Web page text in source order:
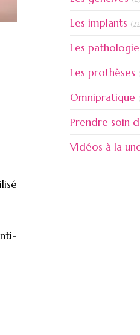
Les implants
Les
Les prothèses
Omnipratique
Prendre soin
Vidéos à la